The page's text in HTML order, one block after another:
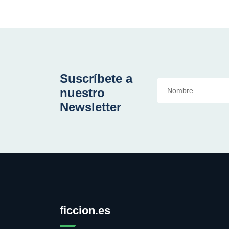
Suscríbete a
nuestro
Newsletter
ficcion.es